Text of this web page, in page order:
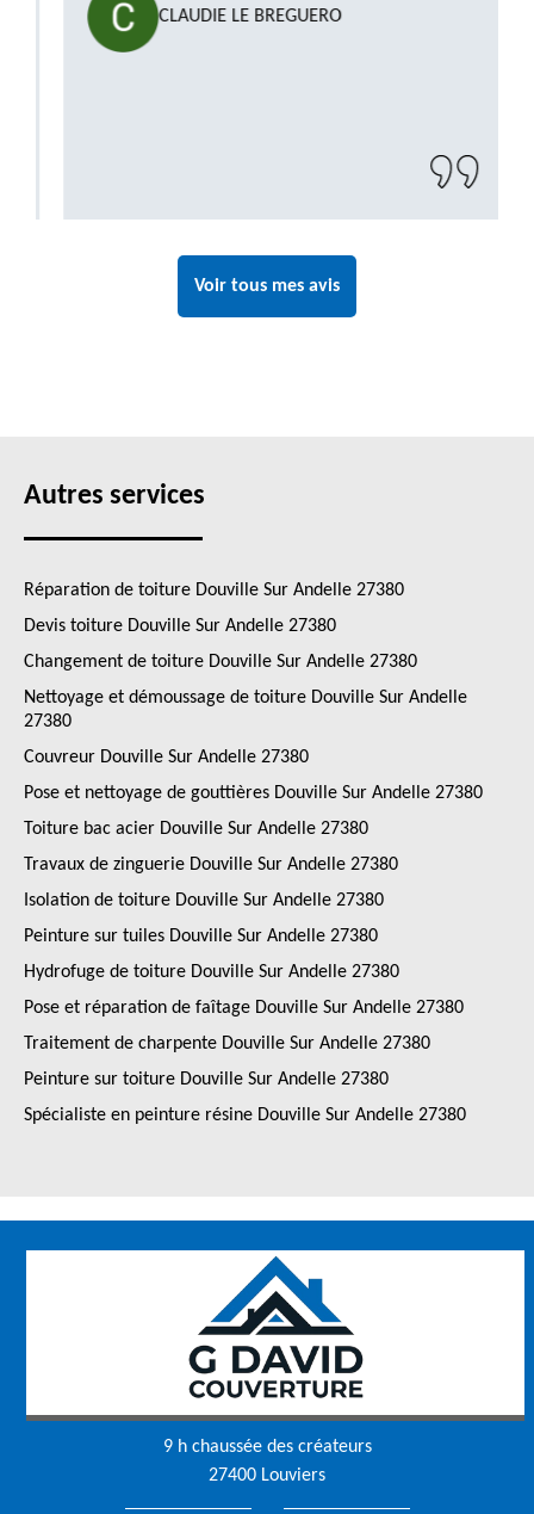
CLAUDIE LE BREGUERO
Voir tous mes avis
Autres services
Réparation de toiture Douville Sur Andelle 27380
Devis toiture Douville Sur Andelle 27380
Changement de toiture Douville Sur Andelle 27380
Nettoyage et démoussage de toiture Douville Sur Andelle
27380
Couvreur Douville Sur Andelle 27380
Pose et nettoyage de gouttières Douville Sur Andelle 27380
Toiture bac acier Douville Sur Andelle 27380
Travaux de zinguerie Douville Sur Andelle 27380
Isolation de toiture Douville Sur Andelle 27380
Peinture sur tuiles Douville Sur Andelle 27380
Hydrofuge de toiture Douville Sur Andelle 27380
Pose et réparation de faîtage Douville Sur Andelle 27380
Traitement de charpente Douville Sur Andelle 27380
Peinture sur toiture Douville Sur Andelle 27380
Spécialiste en peinture résine Douville Sur Andelle 27380
9 h chaussée des créateurs
27400 Louviers